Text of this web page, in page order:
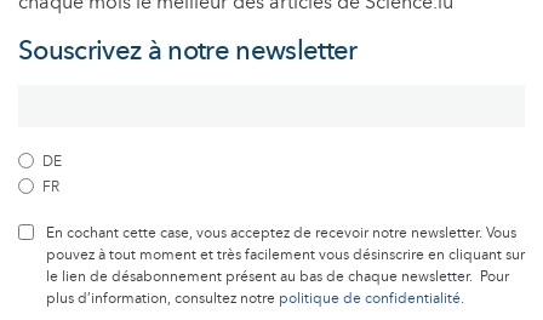
Souscrivez à notre newsletter
DE
FR
En cochant cette case, vous acceptez de recevoir notre newsletter. Vous
pouvez à tout moment et très facilement vous désinscrire en cliquant sur
le lien de désabonnement présent au bas de chaque newsletter. Pour
plus d’information, consultez notre politique de confidentialité.